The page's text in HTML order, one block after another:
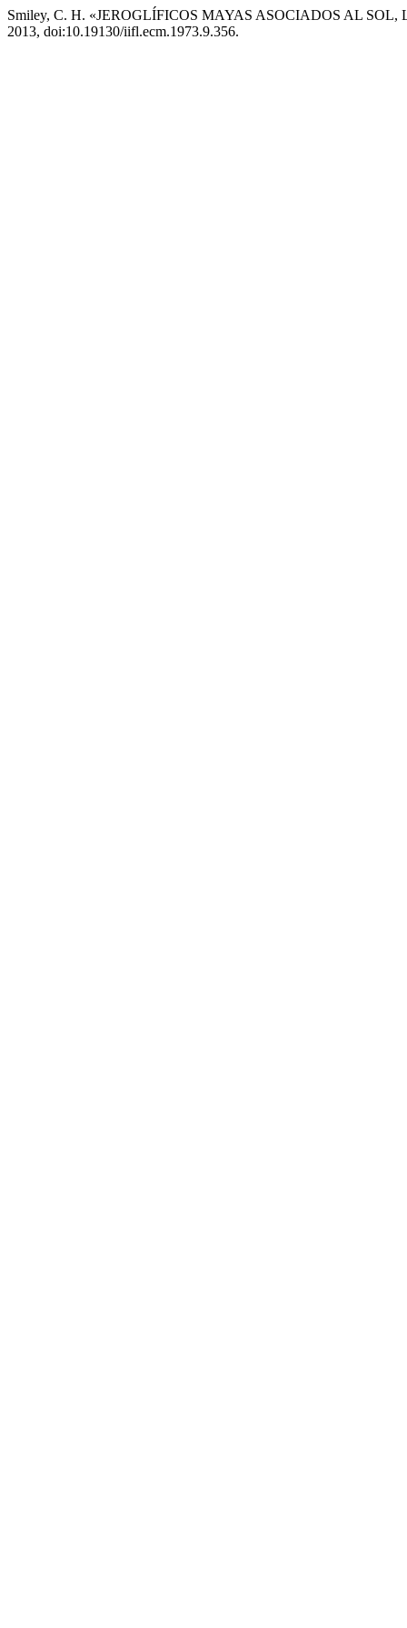
Smiley, C. H. «JEROGLÍFICOS MAYAS ASOCIADOS AL
2013, doi:10.19130/iifl.ecm.1973.9.356.